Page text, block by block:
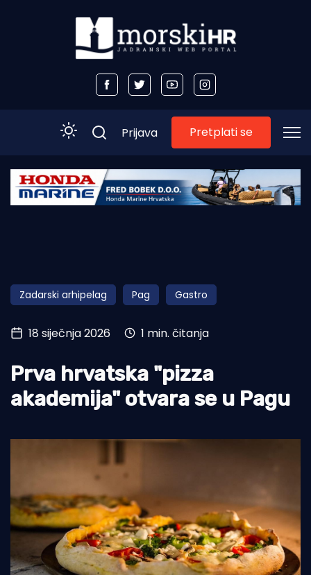
Početna
Obala
Otoci
Turizam i nautika
Pomorstvo
Ribolov
Tradicija i kultura
Prijava Pretplati se
Zadarski arhipelag Pag Gastro
18 siječnja 2026 1 min. čitanja
Prva hrvatska "pizza
akademija" otvara se u Pagu